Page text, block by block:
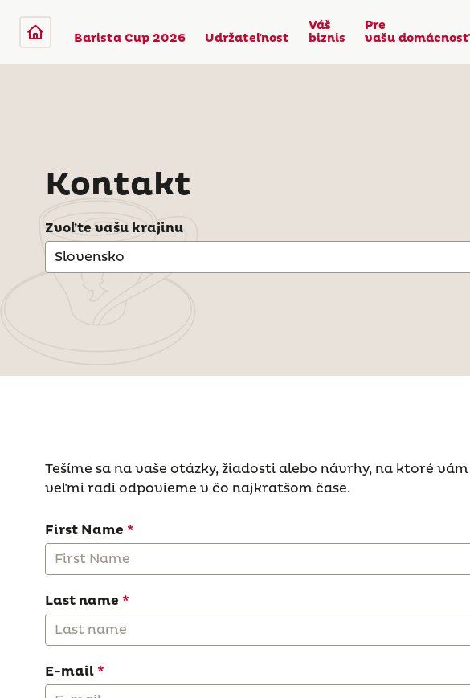
Barista Cup 2026 Udržateľnost
Váš
biznis
Pre
vašu domácnosť
Kontakt
Zvoľte vašu krajinu
Slovensko
Tešíme sa na vaše otázky, žiadosti alebo návrhy, na ktoré vám
veľmi radi odpovieme v čo najkratšom čase.
First Name
Last name
E-mail